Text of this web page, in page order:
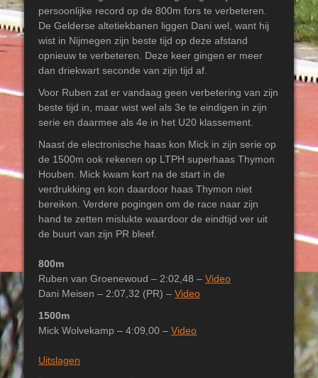
persoonlijke record op de 800m fors te verbeteren.
De Gelderse altetiekbanen liggen Dani wel, want hij
wist in Nijmegen zijn beste tijd op deze afstand
opnieuw te verbeteren. Deze keer gingen er meer
dan driekwart seconde van zijn tijd af.
Voor Ruben zat er vandaag geen verbetering van zijn
beste tijd in, maar wist wel als 3e te eindigen in zijn
serie en daarmee als 4e in het U20 klassement.
Naast de electronische haas kon Mick in zijn serie op
de 1500m ook rekenen op LTPH superhaas Thymon
Houben. Mick kwam kort na de start in de
verdrukking en kon daardoor haas Thymon niet
bereiken. Verdere pogingen om de race naar zijn
hand te zetten mislukte waardoor de eindtijd ver uit
de buurt van zijn PR bleef.
800m
Ruben van Groenewoud – 2:02,48 – Video
Dani Meisen – 2:07,32 (PR) – Video
1500m
Mick Wolvekamp – 4:09,00 – Video
Uitslagen